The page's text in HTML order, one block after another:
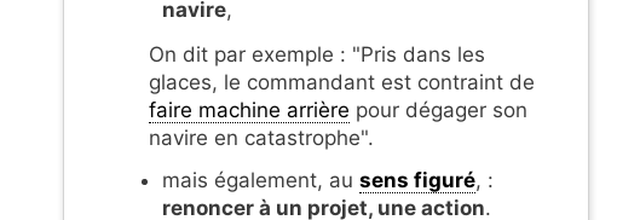
navire,
On dit par exemple : "Pris dans les
glaces, le commandant est contraint de
faire machine arrière pour dégager son
navire en catastrophe".
mais également, au sens figuré, :
renoncer à un projet, une action.